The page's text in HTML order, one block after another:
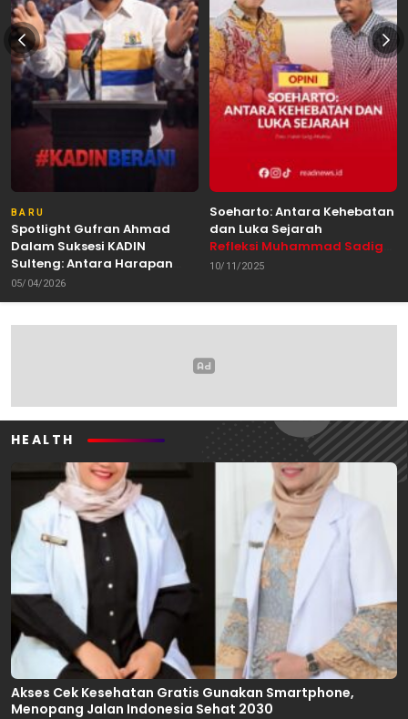
BARU
Spotlight Gufran Ahmad
Dalam Suksesi KADIN
Sulteng: Antara Harapan
dan Kebutuhan Perubahan
Oleh: Anshar Munir
05/04/2026
Soeharto: Antara Kehebatan
dan Luka Sejarah
Refleksi Muhammad Sadig
Alhabsyie, Akademisi UIN
Pemerhati Gerakan
10/11/2025
HEALTH
Akses Cek Kesehatan Gratis Gunakan Smartphone,
Menopang Jalan Indonesia Sehat 2030